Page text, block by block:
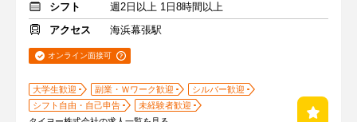
シフト
週2日以上 1日8時間以上
アクセス
海浜幕張駅
オンライン面接可
大学生歓迎 副業・Ｗワーク歓迎
シルバー歓迎
シフト自由・自己申告
未経験者歓迎